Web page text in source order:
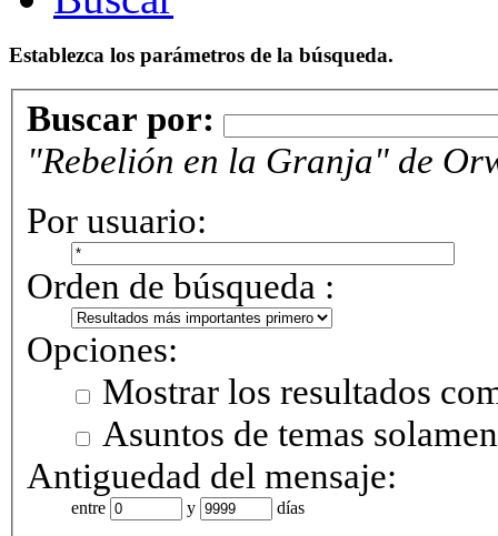
Establezca los parámetros de la búsqueda.
Buscar por:
"Rebelión en la Granja" de
Por usuario:
Orden de búsqueda :
Opciones:
Mostrar los resultados
Asuntos de temas
Antiguedad del mensaje:
entre y días